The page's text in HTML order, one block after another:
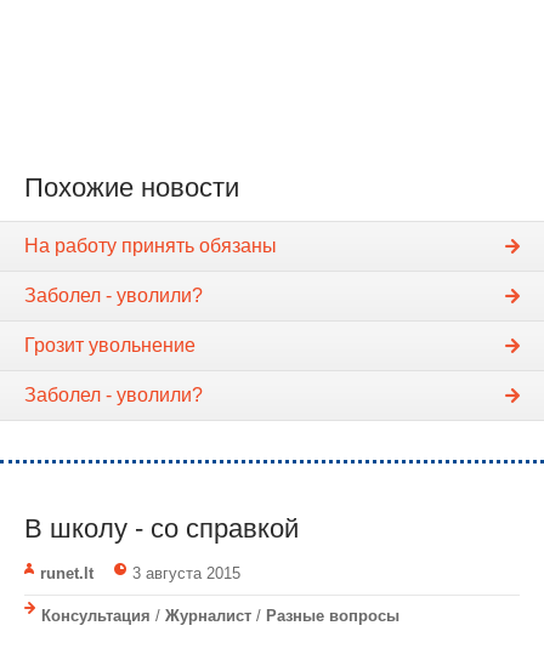
Похожие новости
На работу принять обязаны
Заболел - уволили?
Грозит увольнение
Заболел - уволили?
В школу - со справкой
runet.lt 3 августа 2015
Консультация / Журналист / Разные вопросы